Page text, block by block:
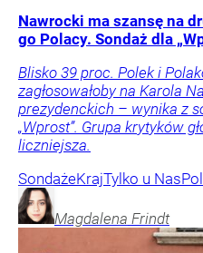
Nawrocki ma szansę na
go Polacy. Sondaż dla
Blisko 39 proc. Polek i
zagłosowałoby na Karola
prezydenckich – wynika z
„Wprost”. Grupa krytyków
liczniejsza.
SondażeKrajTylko u Nas
Magdalena Frindt